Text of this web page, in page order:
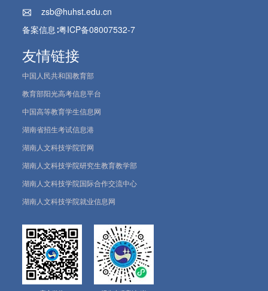
zsb@huhst.edu.cn
备案信息∶粤ICP备08007532-7
友情链接
中国人民共和国教育部
教育部阳光高考信息平台
中国高等教育学生信息网
湖南省招生考试信息港
湖南人文科技学院官网
湖南人文科技学院研究生教育教学部
湖南人文科技学院国际合作交流中心
湖南人文科技学院就业信息网